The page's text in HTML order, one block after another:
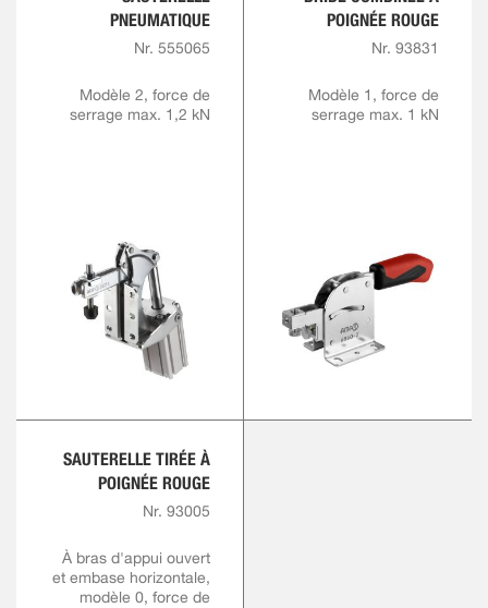
PNEUMATIQUE
Nr. 555065
Modèle 2, force de
serrage max. 1,2 kN
POIGNÉE ROUGE
Nr. 93831
Modèle 1, force de
serrage max. 1 kN
SAUTERELLE TIRÉE À
POIGNÉE ROUGE
Nr. 93005
À bras d'appui ouvert
et embase horizontale,
modèle 0, force de